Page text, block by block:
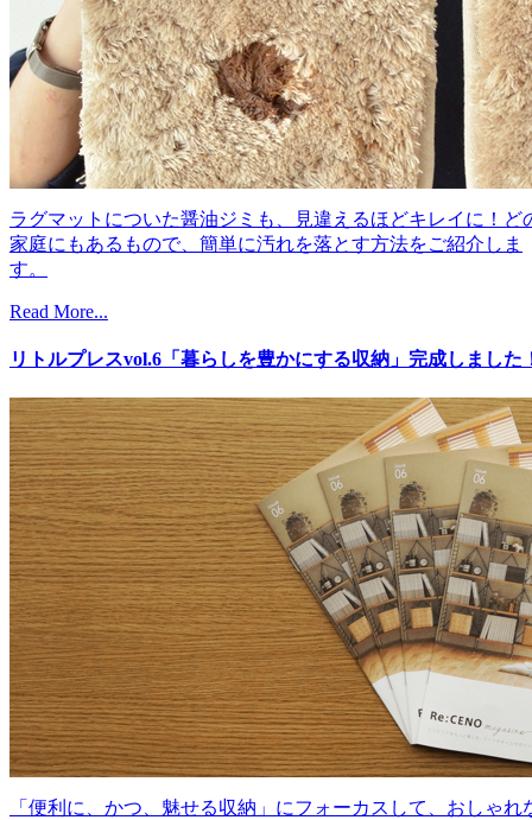
ラグマットについた醤油ジミも、見違えるほどキレイに！ど
家庭にもあるもので、簡単に汚れを落とす方法をご紹介しま
す。
Read More...
リトルプレスvol.6「暮らしを豊かにする収納」完成しました
「便利に、かつ、魅せる収納」にフォーカスして、おしゃれ